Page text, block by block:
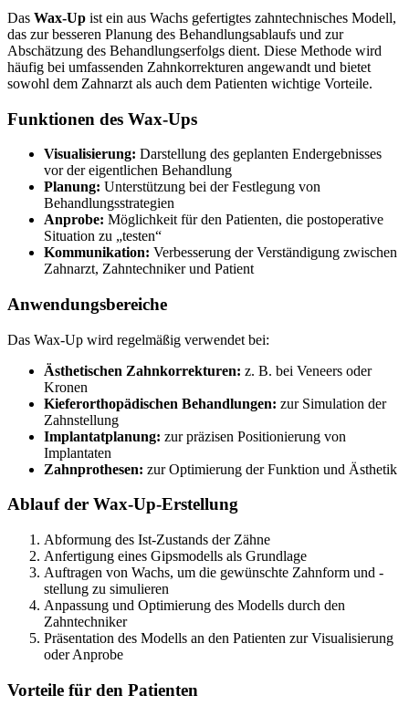
Das Wax-Up ist ein aus Wachs gefertigtes zahntechnisches Modell,
das zur besseren Planung des Behandlungsablaufs und zur
Abschätzung des Behandlungserfolgs dient. Diese Methode wird
häufig bei umfassenden Zahnkorrekturen angewandt und bietet
sowohl dem Zahnarzt als auch dem Patienten wichtige Vorteile.
Funktionen des Wax-Ups
Visualisierung: Darstellung des geplanten Endergebnisses
vor der eigentlichen Behandlung
Planung: Unterstützung bei der Festlegung von
Behandlungsstrategien
Anprobe: Möglichkeit für den Patienten, die postoperative
Situation zu „testen“
Kommunikation: Verbesserung der Verständigung zwischen
Zahnarzt, Zahntechniker und Patient
Anwendungsbereiche
Das Wax-Up wird regelmäßig verwendet bei:
Ästhetischen Zahnkorrekturen: z. B. bei Veneers oder
Kronen
Kieferorthopädischen Behandlungen: zur Simulation der
Zahnstellung
Implantatplanung: zur präzisen Positionierung von
Implantaten
Zahnprothesen: zur Optimierung der Funktion und Ästhetik
Ablauf der Wax-Up-Erstellung
Abformung des Ist-Zustands der Zähne
Anfertigung eines Gipsmodells als Grundlage
Auftragen von Wachs, um die gewünschte Zahnform und -
stellung zu simulieren
Anpassung und Optimierung des Modells durch den
Zahntechniker
Präsentation des Modells an den Patienten zur Visualisierung
oder Anprobe
Vorteile für den Patienten